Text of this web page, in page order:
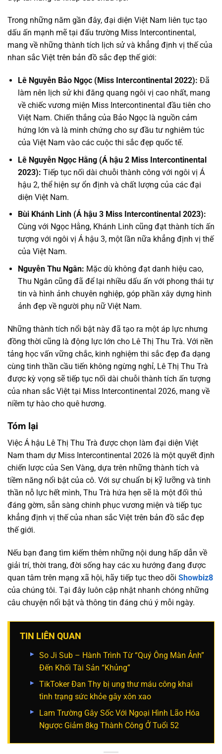
Trong những năm gần đây, đại diện Việt Nam liên tục tạo
dấu ấn mạnh mẽ tại đấu trường Miss Intercontinental,
mang về những thành tích lịch sử và khẳng định vị thế của
nhan sắc Việt trên bản đồ sắc đẹp thế giới:
Lê Nguyễn Bảo Ngọc (Miss Intercontinental 2022): Đã
làm nên lịch sử khi đăng quang ngôi vị cao nhất, mang
về chiếc vương miện Miss Intercontinental đầu tiên cho
Việt Nam. Chiến thắng của Bảo Ngọc là nguồn cảm
hứng lớn và là minh chứng cho sự đầu tư nghiêm túc
của Việt Nam vào các cuộc thi sắc đẹp quốc tế.
Lê Nguyễn Ngọc Hằng (Á hậu 2 Miss Intercontinental
2023): Tiếp tục nối dài chuỗi thành công với ngôi vị Á
hậu 2, thể hiện sự ổn định và chất lượng của các đại
diện Việt Nam.
Bùi Khánh Linh (Á hậu 3 Miss Intercontinental 2023):
Cùng với Ngọc Hằng, Khánh Linh cũng đạt thành tích ấn
tượng với ngôi vị Á hậu 3, một lần nữa khẳng định vị thế
của Việt Nam.
Nguyễn Thu Ngân: Mặc dù không đạt danh hiệu cao,
Thu Ngân cũng đã để lại nhiều dấu ấn với phong thái tự
tin và hình ảnh chuyên nghiệp, góp phần xây dựng hình
ảnh đẹp về người phụ nữ Việt Nam.
Những thành tích nổi bật này đã tạo ra một áp lực nhưng
đồng thời cũng là động lực lớn cho Lê Thị Thu Trà. Với nền
tảng học vấn vững chắc, kinh nghiệm thi sắc đẹp đa dạng
cùng tinh thần cầu tiến không ngừng nghỉ, Lê Thị Thu Trà
được kỳ vọng sẽ tiếp tục nối dài chuỗi thành tích ấn tượng
của nhan sắc Việt tại Miss Intercontinental 2026, mang về
niềm tự hào cho quê hương.
Tóm lại
Việc Á hậu Lê Thị Thu Trà được chọn làm đại diện Việt
Nam tham dự Miss Intercontinental 2026 là một quyết định
chiến lược của Sen Vàng, dựa trên những thành tích và
tiềm năng nổi bật của cô. Với sự chuẩn bị kỹ lưỡng và tinh
thần nỗ lực hết mình, Thu Trà hứa hẹn sẽ là một đối thủ
đáng gờm, sẵn sàng chinh phục vương miện và tiếp tục
khẳng định vị thế của nhan sắc Việt trên bản đồ sắc đẹp
thế giới.
Nếu bạn đang tìm kiếm thêm những nội dung hấp dẫn về
giải trí, thời trang, đời sống hay các xu hướng đang được
quan tâm trên mạng xã hội, hãy tiếp tục theo dõi Showbiz8
của chúng tôi. Tại đây luôn cập nhật nhanh chóng những
câu chuyện nổi bật và thông tin đáng chú ý mỗi ngày.
TIN LIÊN QUAN
So Ji Sub – Hành Trình Từ “Quý Ông Màn Ảnh”
Đến Khối Tài Sản “Khủng”
TikToker Đan Thy bị ung thư máu công khai
tình trạng sức khỏe gây xôn xao
Lam Trường Gây Sốc Với Ngoại Hình Lão Hóa
Ngược Giảm 8kg Thành Công Ở Tuổi 52